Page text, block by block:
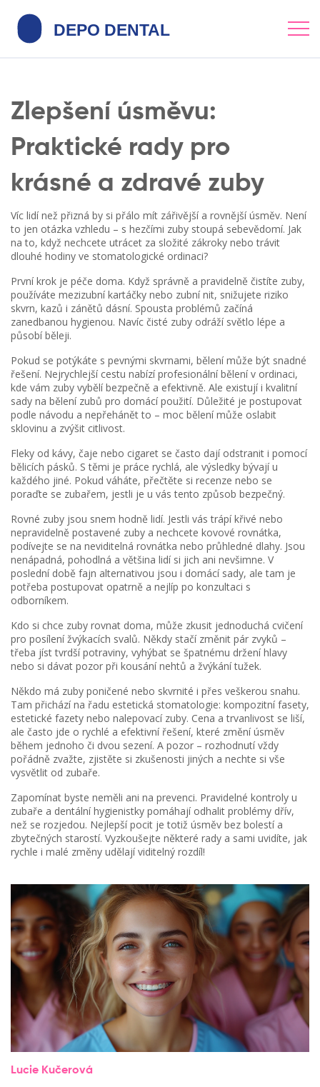
Zlepšení úsměvu:
Praktické rady pro
krásné a zdravé zuby
Víc lidí než přizná by si přálo mít zářivější a rovnější úsměv. Není
to jen otázka vzhledu – s hezčími zuby stoupá sebevědomí. Jak
na to, když nechcete utrácet za složité zákroky nebo trávit
dlouhé hodiny ve stomatologické ordinaci?
První krok je péče doma. Když správně a pravidelně čistíte zuby,
používáte mezizubní kartáčky nebo zubní nit, snižujete riziko
skvrn, kazů i zánětů dásní. Spousta problémů začíná
zanedbanou hygienou. Navíc čisté zuby odráží světlo lépe a
působí běleji.
Pokud se potýkáte s pevnými skvrnami, bělení může být snadné
řešení. Nejrychlejší cestu nabízí profesionální bělení v ordinaci,
kde vám zuby vybělí bezpečně a efektivně. Ale existují i kvalitní
sady na bělení zubů pro domácí použití. Důležité je postupovat
podle návodu a nepřehánět to – moc bělení může oslabit
sklovinu a zvýšit citlivost.
Fleky od kávy, čaje nebo cigaret se často dají odstranit i pomocí
bělicích pásků. S těmi je práce rychlá, ale výsledky bývají u
každého jiné. Pokud váháte, přečtěte si recenze nebo se
poraďte se zubařem, jestli je u vás tento způsob bezpečný.
Rovné zuby jsou snem hodně lidí. Jestli vás trápí křivé nebo
nepravidelně postavené zuby a nechcete kovové rovnátka,
podívejte se na neviditelná rovnátka nebo průhledné dlahy. Jsou
nenápadná, pohodlná a většina lidí si jich ani nevšimne. V
poslední době fajn alternativou jsou i domácí sady, ale tam je
potřeba postupovat opatrně a nejlíp po konzultaci s
odborníkem.
Kdo si chce zuby rovnat doma, může zkusit jednoduchá cvičení
pro posílení žvýkacích svalů. Někdy stačí změnit pár zvyků –
třeba jíst tvrdší potraviny, vyhýbat se špatnému držení hlavy
nebo si dávat pozor při kousání nehtů a žvýkání tužek.
Někdo má zuby poničené nebo skvrnité i přes veškerou snahu.
Tam přichází na řadu estetická stomatologie: kompozitní fasety,
estetické fazety nebo nalepovací zuby. Cena a trvanlivost se liší,
ale často jde o rychlé a efektivní řešení, které změní úsměv
během jednoho či dvou sezení. A pozor – rozhodnutí vždy
pořádně zvažte, zjistěte si zkušenosti jiných a nechte si vše
vysvětlit od zubaře.
Zapomínat byste neměli ani na prevenci. Pravidelné kontroly u
zubaře a dentální hygienistky pomáhají odhalit problémy dřív,
než se rozjedou. Nejlepší pocit je totiž úsměv bez bolestí a
zbytečných starostí. Vyzkoušejte některé rady a sami uvidíte, jak
rychle i malé změny udělají viditelný rozdíl!
Lucie Kučerová